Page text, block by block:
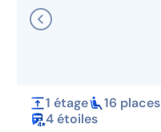
1 étage
16 places
4 étoiles